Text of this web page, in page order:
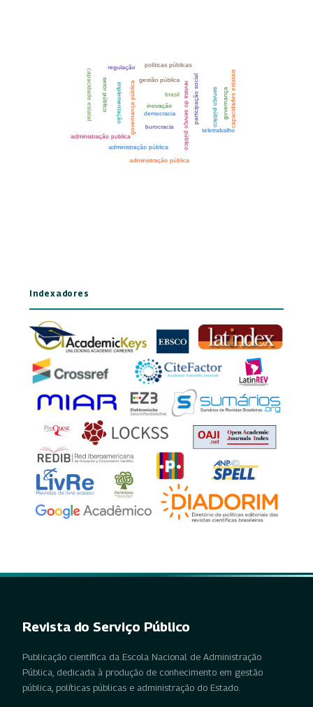
Indexadores
Revista do Serviço Público
Publicação científica da Escola Nacional de Administração
Pública, dedicada à produção de conhecimento em gestão
pública, políticas públicas e administração do Estado.